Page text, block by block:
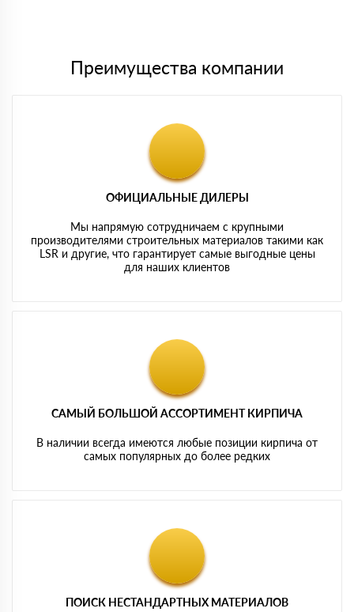
Преимущества компании
ОФИЦИАЛЬНЫЕ ДИЛЕРЫ
Мы напрямую сотрудничаем с крупными
производителями строительных материалов такими как
LSR и другие, что гарантирует самые выгодные цены
для наших клиентов
САМЫЙ БОЛЬШОЙ АССОРТИМЕНТ КИРПИЧА
В наличии всегда имеются любые позиции кирпича от
самых популярных до более редких
ПОИСК НЕСТАНДАРТНЫХ МАТЕРИАЛОВ